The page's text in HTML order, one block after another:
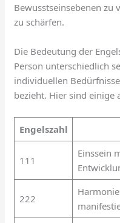
Bewusstseinsebenen
zu schärfen.
Die Bedeutung der
Person unterschiedlich
individuellen
bezieht. Hier sind
Engelszahl
111
Einssein
222